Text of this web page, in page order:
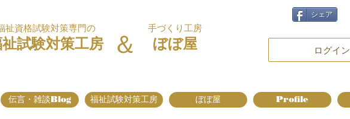
祉資格試験対策専門の
試験対策工房 ＆
手づくり工房
ぼぼ屋
シェア
ログイン
伝言・雑談Blog 福祉試験対策工房 ぼぼ屋 Profile